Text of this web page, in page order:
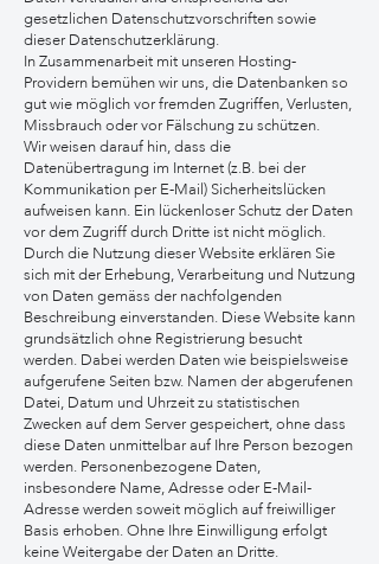
gesetzlichen Datenschutzvorschriften sowie
dieser Datenschutzerklärung.
In Zusammenarbeit mit unseren Hosting-
Providern bemühen wir uns, die Datenbanken so
gut wie möglich vor fremden Zugriffen, Verlusten,
Missbrauch oder vor Fälschung zu schützen.
Wir weisen darauf hin, dass die
Datenübertragung im Internet (z.B. bei der
Kommunikation per E-Mail) Sicherheitslücken
aufweisen kann. Ein lückenloser Schutz der Daten
vor dem Zugriff durch Dritte ist nicht möglich.
Durch die Nutzung dieser Website erklären Sie
sich mit der Erhebung, Verarbeitung und Nutzung
von Daten gemäss der nachfolgenden
Beschreibung einverstanden. Diese Website kann
grundsätzlich ohne Registrierung besucht
werden. Dabei werden Daten wie beispielsweise
aufgerufene Seiten bzw. Namen der abgerufenen
Datei, Datum und Uhrzeit zu statistischen
Zwecken auf dem Server gespeichert, ohne dass
diese Daten unmittelbar auf Ihre Person bezogen
werden. Personenbezogene Daten,
insbesondere Name, Adresse oder E-Mail-
Adresse werden soweit möglich auf freiwilliger
Basis erhoben. Ohne Ihre Einwilligung erfolgt
keine Weitergabe der Daten an Dritte.